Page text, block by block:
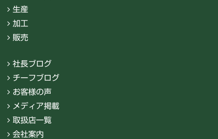
生産
加工
販売
社長ブログ
チーフブログ
お客様の声
メディア掲載
取扱店一覧
会社案内